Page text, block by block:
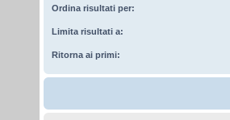
Ordina risultati per:
Limita risultati a:
Ritorna ai primi: